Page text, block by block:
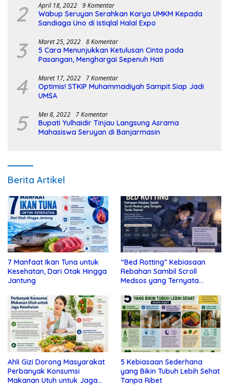
2 April 18, 2022 9 Komentar
Wabup Seruyan Serahkan Karya UMKM Kepada
Sandiaga Uno di Istiqlal Halal Expo
3 Maret 25, 2022 8 Komentar
5 Cara Menunjukkan Ketulusan Cinta pada
Pasangan, Menghargai Sepenuh Hati
4 Maret 17, 2022 7 Komentar
Optimis! STKIP Muhammadiyah Sampit Siap Jadi
UMSA
5 Mei 8, 2022 7 Komentar
Bupati Yulhaidir Tinjau Langsung Asrama
Mahasiswa Seruyan di Banjarmasin
Berita Artikel
7 Manfaat Ikan Tuna untuk
Kesehatan, Dari Otak Hingga
Jantung
“Bed Rotting” Kebiasaan
Rebahan Sambil Scroll
Medsos yang Ternyata
Ahli Gizi Dorong Masyarakat
Perbanyak Konsumsi
Makanan Utuh untuk Jaga
5 Kebiasaan Sederhana
yang Bikin Tubuh Lebih Sehat
Tanpa Ribet